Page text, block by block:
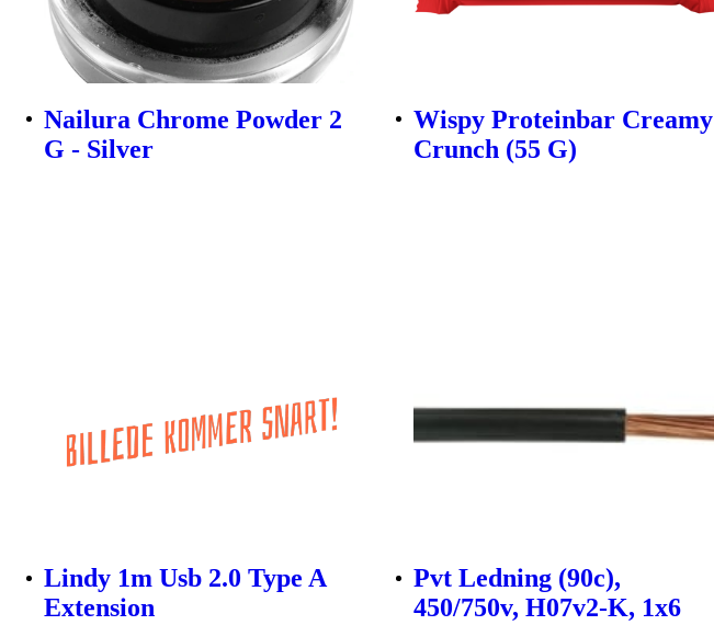
Nailura Chrome Powder 2
G - Silver
Wispy Proteinbar Creamy
Crunch (55 G)
Lindy 1m Usb 2.0 Type A
Extension
Pvt Ledning (90c),
450/750v, H07v2-K, 1x6